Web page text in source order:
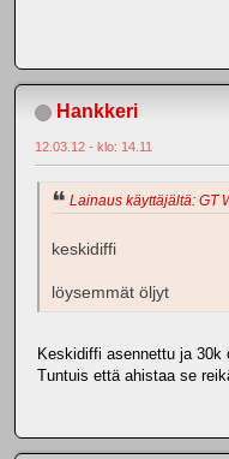
Hankkeri
12.03.12 - klo: 14.11
Lainaus käyttäjältä: GT
keskidiffi
löysemmät öljyt
Keskidiffi asennettu ja
Tuntuis että ahistaa se